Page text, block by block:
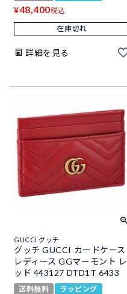
¥48,400税込
在庫切れ
詳細を見る
GUCCI グッチ
グッチ GUCCI カードケース
レディース GGマーモント レ
ッド 443127 DTD1T 6433
送料無料 ラッピング